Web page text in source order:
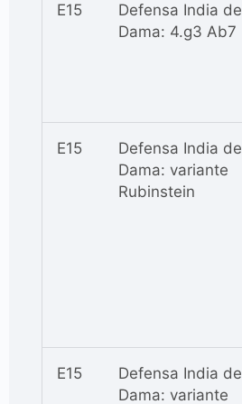
E15
Defensa India de
Dama: 4.g3 Ab7
E15
Defensa India de
Dama: variante
Rubinstein
E15
Defensa India de
Dama: variante